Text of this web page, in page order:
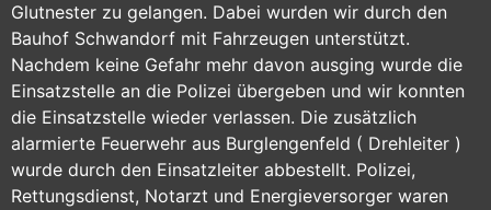
Glutnester zu gelangen. Dabei wurden wir durch den
Bauhof Schwandorf mit Fahrzeugen unterstützt.
Nachdem keine Gefahr mehr davon ausging wurde die
Einsatzstelle an die Polizei übergeben und wir konnten
die Einsatzstelle wieder verlassen. Die zusätzlich
alarmierte Feuerwehr aus Burglengenfeld ( Drehleiter )
wurde durch den Einsatzleiter abbestellt. Polizei,
Rettungsdienst, Notarzt und Energieversorger waren